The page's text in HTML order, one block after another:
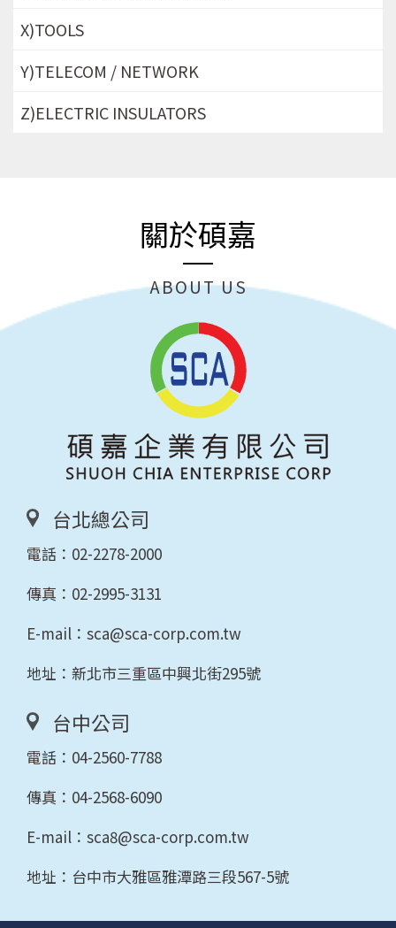
X)TOOLS
Y)TELECOM / NETWORK
Z)ELECTRIC INSULATORS
關於碩嘉
ABOUT US
台北總公司
電話： 02-2278-2000
傳真：02-2995-3131
E-mail： sca@sca-corp.com.tw
地址：新北市三重區中興北街295號
台中公司
電話： 04-2560-7788
傳真：04-2568-6090
E-mail： sca8@sca-corp.com.tw
地址：台中市大雅區雅潭路三段567-5號